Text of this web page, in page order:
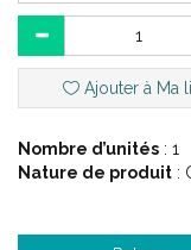
/
Indications :
Chirurgie de l'
cécessitant une
Ajouter à Ma
Nombre d’unités : 1
Nature de produit :